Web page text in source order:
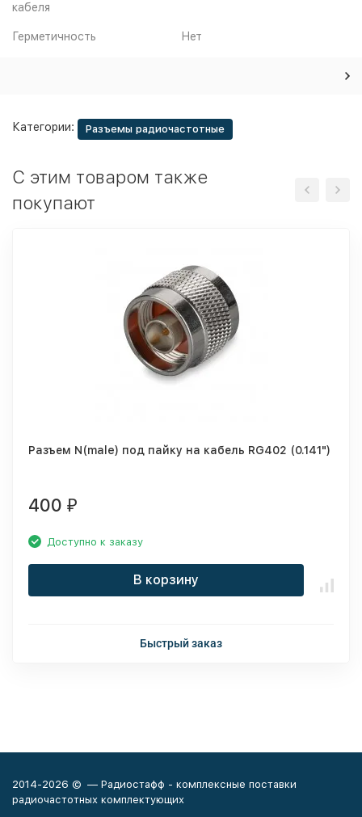
кабеля
Герметичность Нет
Категории: Разъемы радиочастотные
С этим товаром также
покупают
Разъем N(male) под пайку на кабель RG402 (0.141")
400 ₽
Доступно к заказу
В корзину
Быстрый заказ
2014-2026 © — Радиостафф - комплексные поставки
радиочастотных комплектующих